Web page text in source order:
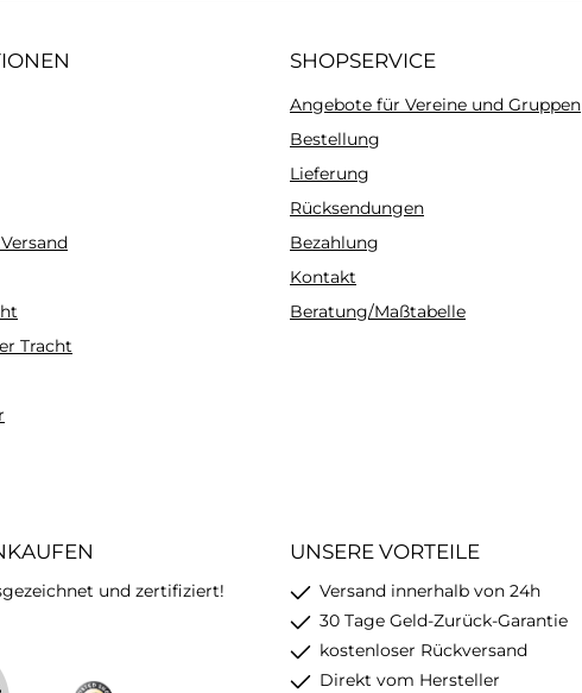
Tracht
SHOPSERVICE
Angebote für Vereine und Gruppen
Bestellung
Lieferung
Rücksendungen
Bezahlung
Kontakt
Beratung/Maßtabelle
und zertifiziert!
UNSERE VORTEILE
Versand innerhalb von 24h
30 Tage Geld-Zurück-Garantie
kostenloser Rückversand
Direkt vom Hersteller